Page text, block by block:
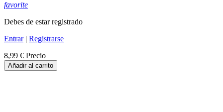
favorite
Debes de estar registrado
Entrar| Registrarse
8,99 € Precio
Añadir al carrito